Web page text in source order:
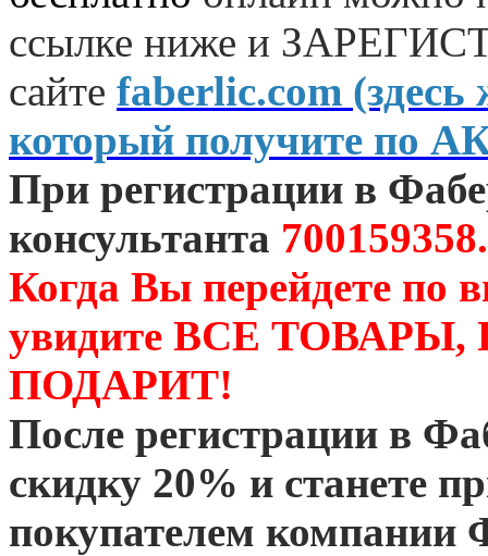
ссылке ниже и
сайте faberlic.com
который получите по
При регистрации в
консультанта 700159358.
Когда Вы перейдете по
увидите ВСЕ
ПОДАРИТ!
После регистрации в
скидку 20% и станете
покупателем компании